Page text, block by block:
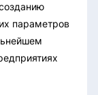
параметров